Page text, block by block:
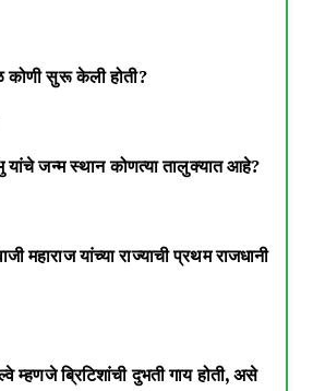
सुरू केली होती?
यांचे जन्म स्थान कोणत्या तालुक्यात आहे?
महाराज यांच्या राज्याची प्रथम राजधानी
म्हणजे ब्रिटिशांची दुभती गाय होती, असे